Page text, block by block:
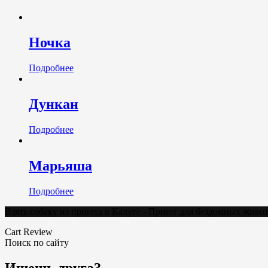
Ночка
Подробнее
Дункан
Подробнее
Марьяша
Подробнее
Cart Review
Поиск по сайту